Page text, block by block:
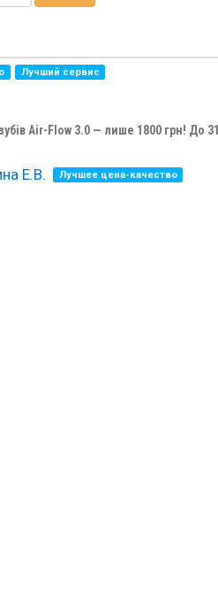
Лучший сервис
Air-Flow 3.0 — лише 1800 грн! До 31
Е.В. Лучшее цена-качество